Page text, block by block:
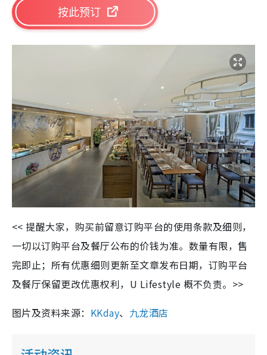
按此预订
<< 提醒大家，购买前留意订购平台的使用条款及细则，
一切以订购平台及餐厅公布的价钱为准。数量有限，售
完即止；所有优惠细则更新至文章发布日期，订购平台
及餐厅保留更改优惠权利，U Lifestyle 概不负责。>>
图片及资料来源： KKday、 九龙酒店